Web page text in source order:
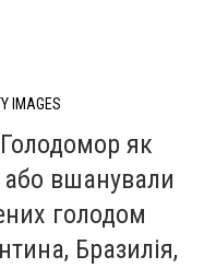
IMAGES
як
вшанували
голодом
Бразилія,